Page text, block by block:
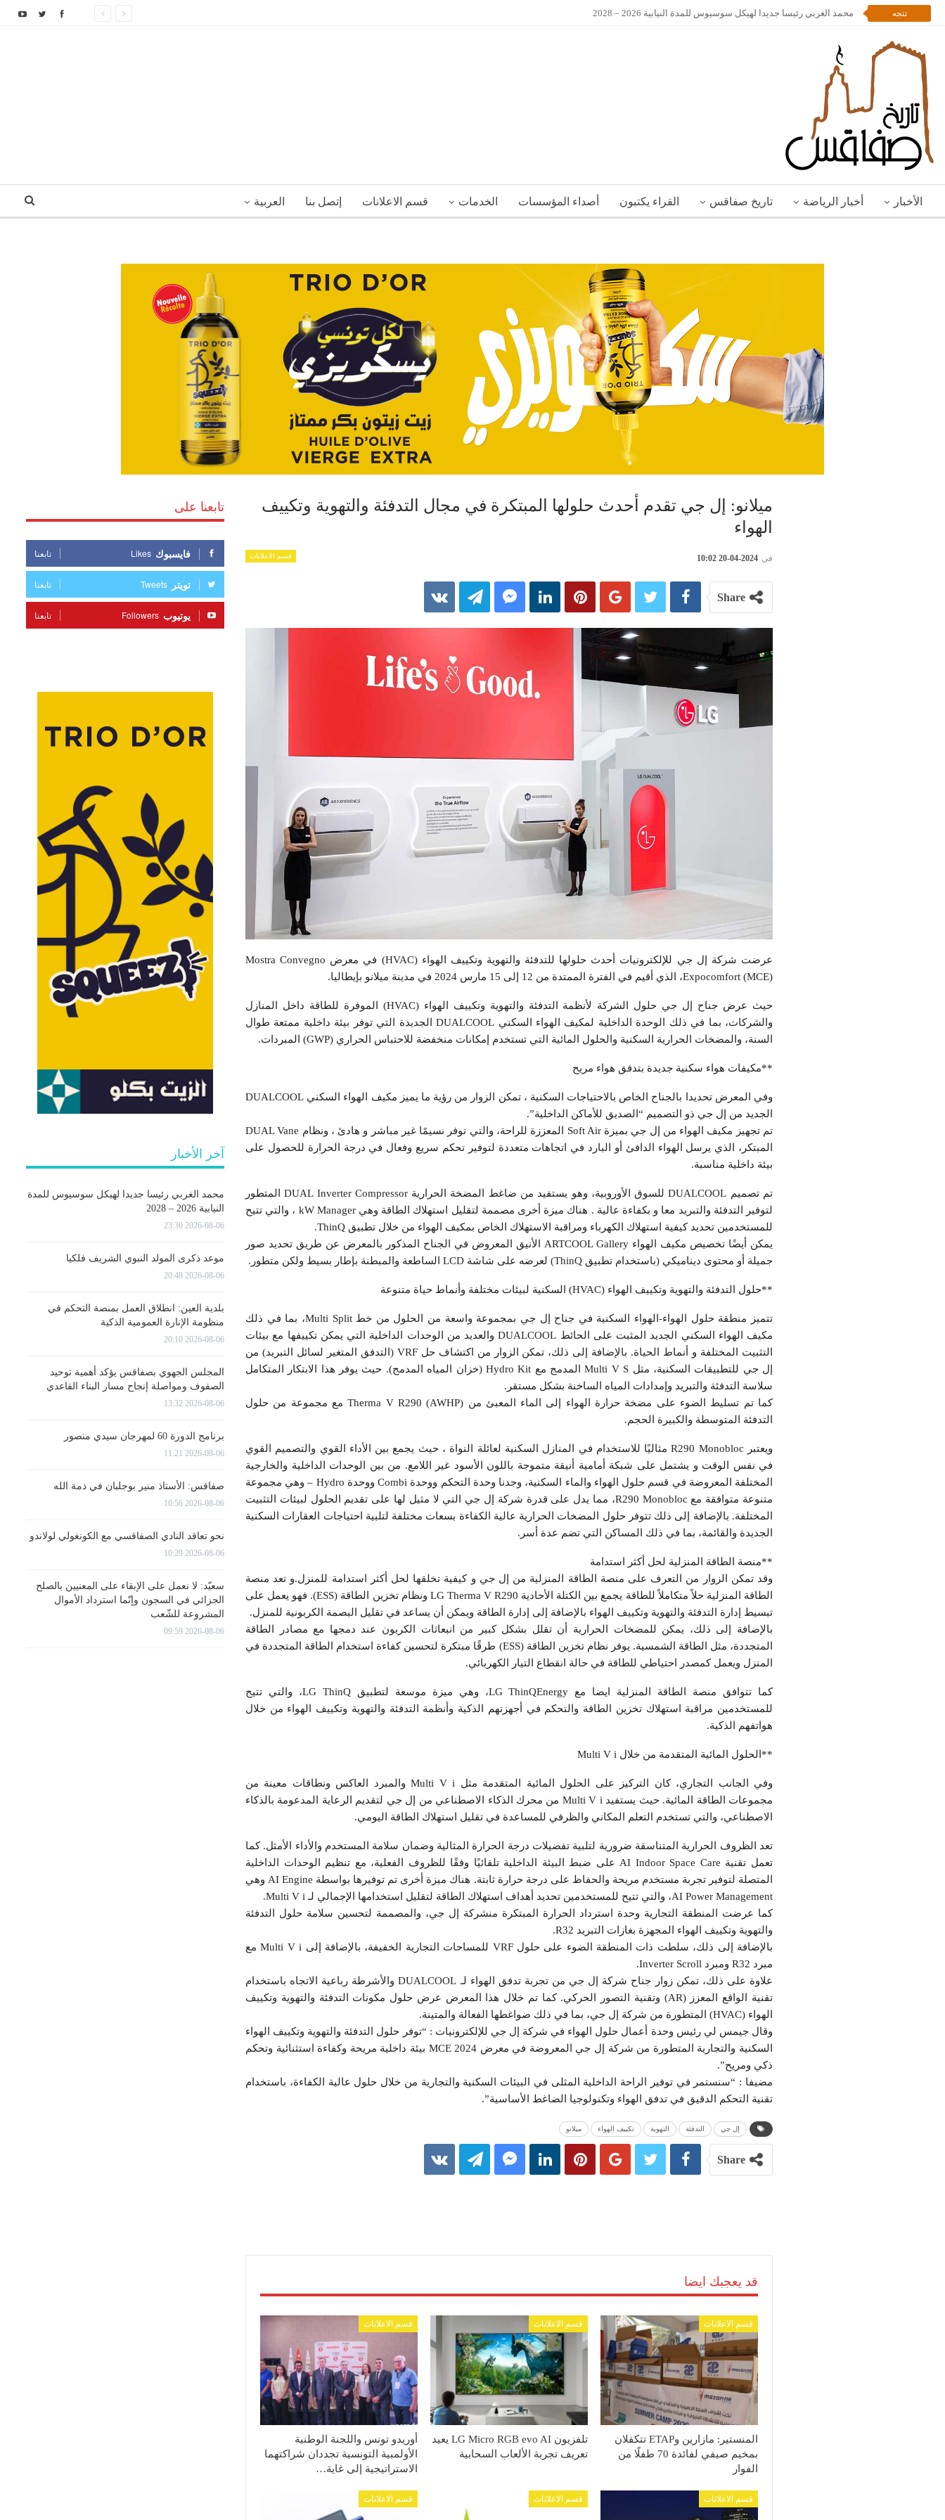
تتجه محمد الغربي رئيسا جديدا لهيكل سوسيوس للمدة النيابية 2026 – 2028
الأخبار أخبار الرياضة تاريخ صفاقس القراء يكتبون أصداء المؤسسات الخدمات قسم الاعلانات إتصل بنا العربية
ميلانو: إل جي تقدم أحدث حلولها المبتكرة في مجال التدفئة والتهوية وتكييف
الهواء
قسم الاعلانات في 2024-04-20 10:02
Share
عرضت شركة إل جي للإلكترونيات أحدث حلولها للتدفئة والتهوية وتكييف الهواء (HVAC) في معرض Mostra Convegno
Expocomfort (MCE)، الذي أقيم في الفترة الممتدة من 12 إلى 15 مارس 2024 في مدينة ميلانو بإيطاليا.
حيث عرض جناح إل جي حلول الشركة لأنظمة التدفئة والتهوية وتكييف الهواء (HVAC) الموفرة للطاقة داخل المنازل
والشركات، بما في ذلك الوحدة الداخلية لمكيف الهواء السكني DUALCOOL الجديدة التي توفر بيئة داخلية ممتعة طوال
السنة، والمضخات الحرارية السكنية والحلول المائية التي تستخدم إمكانات منخفضة للاحتباس الحراري (GWP) المبردات.
**مكيفات هواء سكنية جديدة بتدفق هواء مريح
وفي المعرض تحديدا بالجناح الخاص بالاحتياجات السكنية ، تمكن الزوار من رؤية ما يميز مكيف الهواء السكني DUALCOOL
الجديد من إل جي ذو التصميم “الصديق للأماكن الداخلية”.
تم تجهيز مكيف الهواء من إل جي بميزة Soft Air المعززة للراحة، والتي توفر نسيمًا غير مباشر و هادئ ، ونظام DUAL Vane
المبتكر، الذي يرسل الهواء الدافئ أو البارد في اتجاهات متعددة لتوفير تحكم سريع وفعال في درجة الحرارة للحصول على
بيئة داخلية مناسبة.
تم تصميم DUALCOOL للسوق الأوروبية، وهو يستفيد من ضاغط المضخة الحرارية DUAL Inverter Compressor المتطور
لتوفير التدفئة والتبريد معا و بكفاءة عالية . هناك ميزة أخرى مصممة لتقليل استهلاك الطاقة وهي kW Manager ، والتي تتيح
للمستخدمين تحديد كيفية استهلاك الكهرباء ومراقبة الاستهلاك الخاص بمكيف الهواء من خلال تطبيق ThinQ.
يمكن أيضًا تخصيص مكيف الهواء ARTCOOL Gallery الأنيق المعروض في الجناح المذكور بالمعرض عن طريق تحديد صور
جميلة أو محتوى ديناميكي (باستخدام تطبيق ThinQ) لعرضه على شاشة LCD الساطعة والمبطنة بإطار بسيط ولكن متطور.
**حلول التدفئة والتهوية وتكييف الهواء (HVAC) السكنية لبيئات مختلفة وأنماط حياة متنوعة
تتميز منطقة حلول الهواء-الهواء السكنية في جناح إل جي بمجموعة واسعة من الحلول من خط Multi Split، بما في ذلك
مكيف الهواء السكني الجديد المثبت على الحائط DUALCOOL والعديد من الوحدات الداخلية التي يمكن تكييفها مع بيئات
التثبيت المختلفة و أنماط الحياة. بالإضافة إلى ذلك، تمكن الزوار من اكتشاف حل VRF (التدفق المتغير لسائل التبريد) من
إل جي للتطبيقات السكنية، مثل Multi V S المدمج مع Hydro Kit (خزان المياه المدمج). حيث يوفر هذا الابتكار المتكامل
سلاسة التدفئة والتبريد وإمدادات المياه الساخنة بشكل مستقر.
كما تم تسليط الضوء على مضخة حرارة الهواء إلى الماء المعبئ من Therma V R290 (AWHP) مع مجموعة من حلول
التدفئة المتوسطة والكبيرة الحجم.
ويعتبر R290 Monobloc مثاليًا للاستخدام في المنازل السكنية لعائلة النواة ، حيث يجمع بين الأداء القوي والتصميم القوي
في نفس الوقت و يشتمل على شبكة أمامية أنيقة متموجة باللون الأسود غير اللامع. من بين الوحدات الداخلية والخارجية
المختلفة المعروضة في قسم حلول الهواء والماء السكنية، وجدنا وحدة التحكم ووحدة Combi ووحدة Hydro – وهي مجموعة
متنوعة متوافقة مع R290 Monobloc، مما يدل على قدرة شركة إل جي التي لا مثيل لها على تقديم الحلول لبيئات التثبيت
المختلفة. بالإضافة إلى ذلك تتوفر حلول المضخات الحرارية عالية الكفاءة بسعات مختلفة لتلبية احتياجات العقارات السكنية
الجديدة والقائمة، بما في ذلك المساكن التي تضم عدة أسر.
**منصة الطاقة المنزلية لحل أكثر استدامة
وقد تمكن الزوار من التعرف على منصة الطاقة المنزلية من إل جي و كيفية تخلقها لحل أكثر استدامة للمنزل.و تعد منصة
الطاقة المنزلية حلاً متكاملاً للطاقة يجمع بين الكتلة الأحادية LG Therma V R290 ونظام تخزين الطاقة (ESS). فهو يعمل على
تبسيط إدارة التدفئة والتهوية وتكييف الهواء بالإضافة إلى إدارة الطاقة ويمكن أن يساعد في تقليل البصمة الكربونية للمنزل.
بالإضافة إلى ذلك، يمكن للمضخات الحرارية أن تقلل بشكل كبير من انبعاثات الكربون عند دمجها مع مصادر الطاقة
المتجددة، مثل الطاقة الشمسية. يوفر نظام تخزين الطاقة (ESS) طرقًا مبتكرة لتحسين كفاءة استخدام الطاقة المتجددة في
المنزل ويعمل كمصدر احتياطي للطاقة في حالة انقطاع التيار الكهربائي.
كما تتوافق منصة الطاقة المنزلية ايضا مع LG ThinQEnergy، وهي ميزة موسعة لتطبيق LG ThinQ، والتي تتيح
للمستخدمين مراقبة استهلاك تخزين الطاقة والتحكم في أجهزتهم الذكية وأنظمة التدفئة والتهوية وتكييف الهواء من خلال
هواتفهم الذكية.
**الحلول المائية المتقدمة من خلال Multi V i
وفي الجانب التجاري، كان التركيز على الحلول المائية المتقدمة مثل Multi V i والمبرد العاكس ونطاقات معينة من
مجموعات الطاقة المائية. حيث يستفيد Multi V i من محرك الذكاء الاصطناعي من إل جي لتقديم الرعاية المدعومة بالذكاء
الاصطناعي، والتي تستخدم التعلم المكاني والظرفي للمساعدة في تقليل استهلاك الطاقة اليومي.
تعد الظروف الحرارية المتناسقة ضرورية لتلبية تفضيلات درجة الحرارة المثالية وضمان سلامة المستخدم والأداء الأمثل. كما
تعمل تقنية AI Indoor Space Care على ضبط البيئة الداخلية تلقائيًا وفقًا للظروف الفعلية، مع تنظيم الوحدات الداخلية
المتصلة لتوفير تجربة مستخدم مريحة والحفاظ على درجة حرارة ثابتة. هناك ميزة أخرى تم توفيرها بواسطة AI Engine وهي
AI Power Management، والتي تتيح للمستخدمين تحديد أهداف استهلاك الطاقة لتقليل استخدامها الإجمالي لـ Multi V i.
كما عرضت المنطقة التجارية وحدة استرداد الحرارة المبتكرة منشركة إل جي، والمصممة لتحسين سلامة حلول التدفئة
والتهوية وتكييف الهواء المجهزة بغازات التبريد R32.
بالإضافة إلى ذلك، سلطت ذات المنطقة الضوء على حلول VRF للمساحات التجارية الخفيفة، بالإضافة إلى Multi V i مع
مبرد R32 ومبرد Inverter Scroll.
علاوة على ذلك، تمكن زوار جناح شركة إل جي من تجربة تدفق الهواء لـ DUALCOOL والأشرطة رباعية الاتجاه باستخدام
تقنية الواقع المعزز (AR) وتقنية التصور الحركي. كما تم خلال هذا المعرض عرض حلول مكونات التدفئة والتهوية وتكييف
الهواء (HVAC) المتطورة من شركة إل جي، بما في ذلك ضواغطها الفعالة والمتينة.
وقال جيمس لي رئيس وحدة أعمال حلول الهواء في شركة إل جي للإلكترونيات : “توفر حلول التدفئة والتهوية وتكييف الهواء
السكنية والتجارية المتطورة من شركة إل جي المعروضة في معرض MCE 2024 بيئة داخلية مريحة وكفاءة استثنائية وتحكم
ذكي ومريح”.
مضيفا : “سنستمر في توفير الراحة الداخلية المثلى في البيئات السكنية والتجارية من خلال حلول عالية الكفاءة، باستخدام
تقنية التحكم الدقيق في تدفق الهواء وتكنولوجيا الضاغط الأساسية”.
إل جي التدفئة التهوية تكييف الهواء ميلانو
Share
قد يعجبك ايضا
قسم الاعلانات
المنستير: مازارين وETAP تتكفلان
بمخيم صيفي لفائدة 70 طفلًا من
الفوار
قسم الاعلانات
تلفزيون LG Micro RGB evo AI يعيد
تعريف تجربة الألعاب السحابية
قسم الاعلانات
أوريدو تونس واللجنة الوطنية
الأولمبية التونسية تجددان شراكتهما
الاستراتيجية إلى غاية…
قسم الاعلانات قسم الاعلانات قسم الاعلانات
تابعنا على
فايسبوك Likes تابعنا
تويتر Tweets تابعنا
يوتيوب Followers تابعنا
آخر الأخبار
محمد الغربي رئيسا جديدا لهيكل سوسيوس للمدة
النيابية 2026 – 2028
2026-08-06 23:30
موعد ذكرى المولد النبوي الشريف فلكيا
2026-08-06 20:48
بلدية العين: انطلاق العمل بمنصة التحكم في
منظومة الإنارة العمومية الذكية
2026-08-06 20:10
المجلس الجهوي بصفاقس يؤكد أهمية توحيد
الصفوف ومواصلة إنجاح مسار البناء القاعدي
2026-08-06 13:32
برنامج الدورة 60 لمهرجان سيدي منصور
2026-08-06 11:21
صفاقس: الأستاذ منير بوجلبان في ذمة الله
2026-08-06 10:56
نحو تعاقد النادي الصفاقسي مع الكونغولي لولاندو
2026-08-06 10:29
سعيّد: لا نعمل على الإبقاء على المعنيين بالصلح
الجزائي في السجون وإنّما استرداد الأموال
المشروعة للشّعب
2026-08-06 09:59